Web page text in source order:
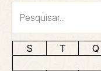
S T Q